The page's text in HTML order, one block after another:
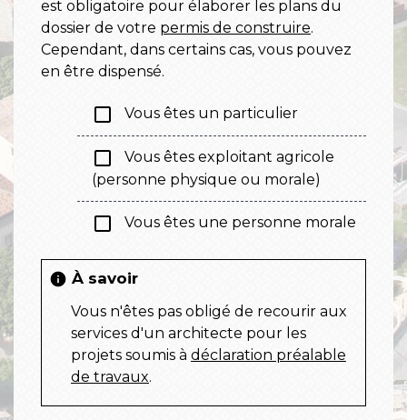
est obligatoire pour élaborer les plans du
dossier de votre permis de construire.
Cependant, dans certains cas, vous pouvez
en être dispensé.
check_box_outline_blank Vous êtes un particulier
check_box_outline_blank
Vous êtes exploitant agricole
(personne physique ou morale)
check_box_outline_blank Vous êtes une personne morale
info À savoir
Vous n'êtes pas obligé de recourir aux
services d'un architecte pour les
projets soumis à déclaration préalable
de travaux.